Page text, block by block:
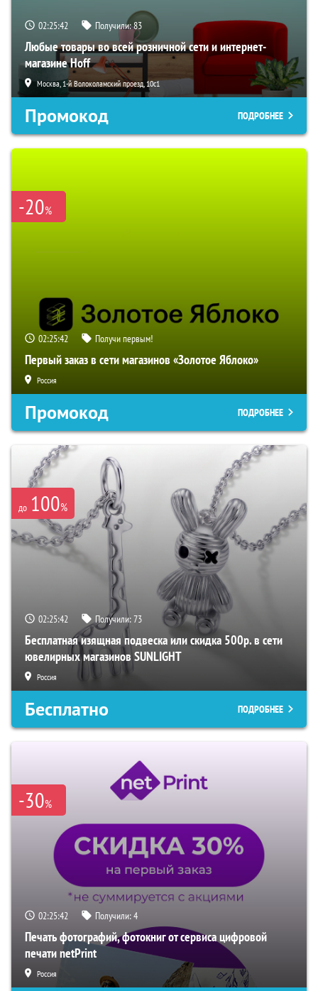
02:25:40 Получили:83
Любые товары во всей розничной сети и интернет-
магазине Hoff
Москва, 1-й Волоколамский проезд, 10с1
Промокод ПОДРОБНЕЕ
-20%
02:25:40 Получи первым!
Первый заказ в сети магазинов «Золотое Яблоко»
Россия
Промокод ПОДРОБНЕЕ
до 100%
02:25:40 Получили:73
Бесплатная изящная подвеска или скидка 500р. в сети
ювелирных магазинов SUNLIGHT
Россия
Бесплатно ПОДРОБНЕЕ
-30%
02:25:40 Получили:4
Печать фотографий, фотокниг от сервиса цифровой
печати netPrint
Россия